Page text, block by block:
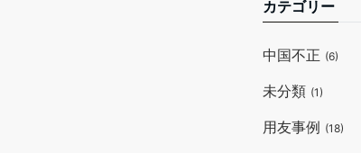
カテゴリー
中国不正 (6)
未分類 (1)
用友事例 (18)